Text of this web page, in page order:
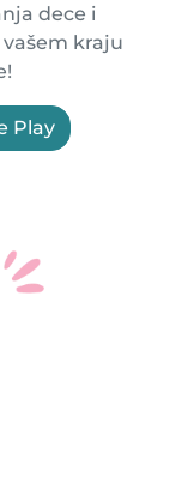
dece i
kraju
Play